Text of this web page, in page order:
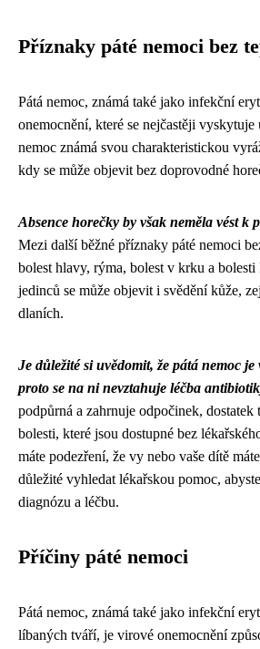
Příznaky páté nemoci bez
Pátá nemoc, známá také jako infekční
onemocnění, které se nejčastěji
nemoc známá svou charakteristickou
kdy se může objevit bez doprovodné
Absence horečky by však neměla vést k
Mezi další běžné příznaky páté nemoci
bolest hlavy, rýma, bolest v krku a
jedinců se může objevit i svědění kůže,
dlaních.
Je důležité si uvědomit, že pátá nemoc
proto se na ni nevztahuje léčba
podpůrná a zahrnuje odpočinek,
bolesti, které jsou dostupné bez
máte podezření, že vy nebo vaše dítě
důležité vyhledat lékařskou pomoc,
diagnózu a léčbu.
Příčiny páté nemoci
Pátá nemoc, známá také jako infekční
líbaných tváří, je virové onemocnění